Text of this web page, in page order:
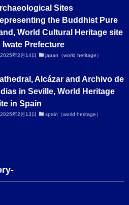
Sites
the Buddhist Pure
World Cultural Heritage site
Iwate Prefecture
2025年2月14日 japan（world heritage）
Alcázar and Archivo de
in Seville, World Heritage
in Spain
2025年2月13日 spain（world heritage）